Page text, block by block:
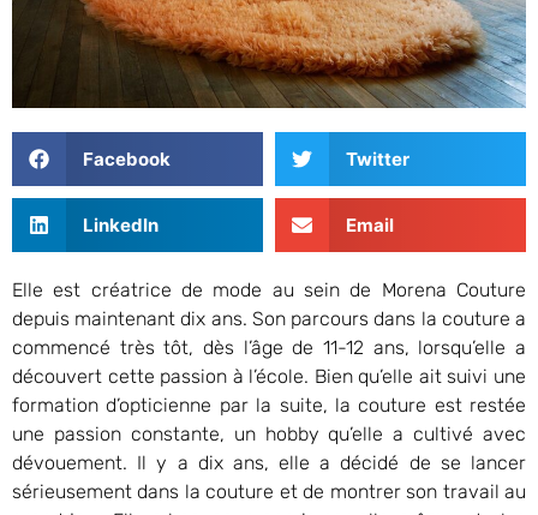
Facebook Twitter
LinkedIn Email
Elle est créatrice de mode au sein de Morena Couture
depuis maintenant dix ans. Son parcours dans la couture a
commencé très tôt, dès l’âge de 11-12 ans, lorsqu’elle a
découvert cette passion à l’école. Bien qu’elle ait suivi une
formation d’opticienne par la suite, la couture est restée
une passion constante, un hobby qu’elle a cultivé avec
dévouement. Il y a dix ans, elle a décidé de se lancer
sérieusement dans la couture et de montrer son travail au